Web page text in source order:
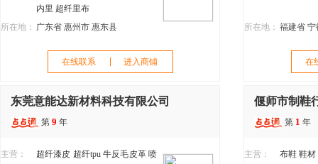
内里 超纤里布
所在地： 广东省 惠州市 惠东县
在线联系 进入商铺
所在地： 福建省
在
东莞意能达新材料科技有限公司
第 9 年
主营： 超纤漆皮 超纤tpu 牛反毛皮革 喷
偃师市制鞋
第 1 年
主营： 布鞋 鞋材